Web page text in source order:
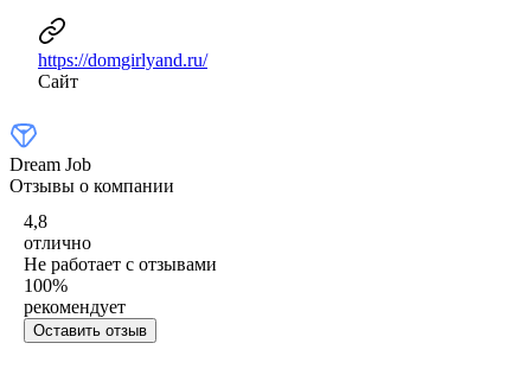
https://domgirlyand.ru/
Сайт
Dream Job
Отзывы о компании
4,8
отлично
Не работает с отзывами
100%
рекомендует
Оставить отзыв